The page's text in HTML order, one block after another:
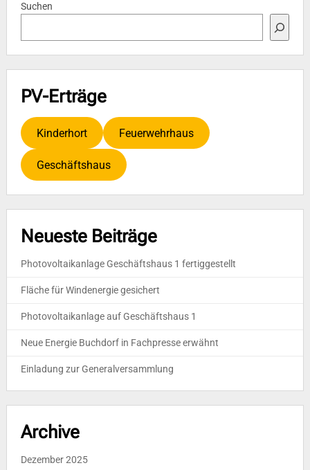
Suchen
PV-Erträge
Kinderhort Feuerwehrhaus
Geschäftshaus
Neueste Beiträge
Photovoltaikanlage Geschäftshaus 1 fertiggestellt
Fläche für Windenergie gesichert
Photovoltaikanlage auf Geschäftshaus 1
Neue Energie Buchdorf in Fachpresse erwähnt
Einladung zur Generalversammlung
Archive
Dezember 2025